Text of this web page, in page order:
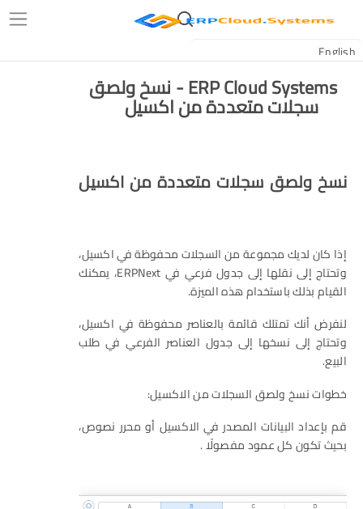
ERP Cloud Systems - نسخ ولصق
سجلات متعددة من اكسيل
نسخ ولصق سجلات متعددة من اكسيل
إذا كان لديك مجموعة من السجلات محفوظة في اكسيل،
وتحتاج إلى نقلها إلى جدول فرعي في ERPNext، يمكنك
القيام بذلك باستخدام هذه الميزة.
لنفرض أنك تمتلك قائمة بالعناصر محفوظة في اكسيل،
وتحتاج إلى نسخها إلى جدول العناصر الفرعي في طلب
البيع.
خطوات نسخ ولصق السجلات من الاكسيل:
قم بإعداد البيانات المصدر في الاكسيل أو محرر نصوص،
بحيث تكون كل عمود مفصولًا .